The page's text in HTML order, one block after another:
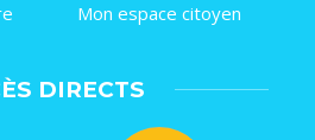
Mon espace citoyen
DIRECTS